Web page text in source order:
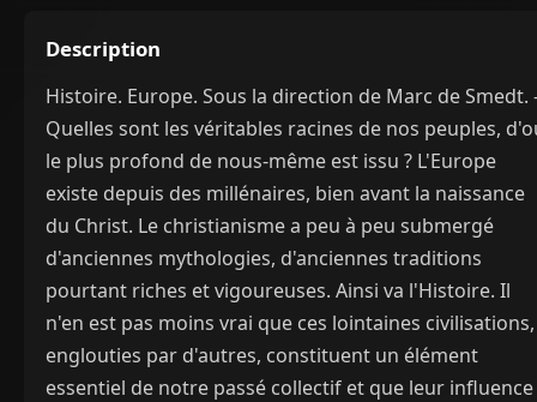
Description
Histoire. Europe. Sous la direction de Marc de Smedt.
Quelles sont les véritables racines de nos peuples,
le plus profond de nous-même est issu ? L'Europe
existe depuis des millénaires, bien avant la naissance
du Christ. Le christianisme a peu à peu submergé
d'anciennes mythologies, d'anciennes traditions
pourtant riches et vigoureuses. Ainsi va l'Histoire. Il
n'en est pas moins vrai que ces lointaines civilisations,
englouties par d'autres, constituent un élément
essentiel de notre passé collectif et que leur influence